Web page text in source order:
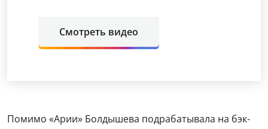
Смотреть видео
Помимо «Арии» Болдышева подрабатывала на бэк-